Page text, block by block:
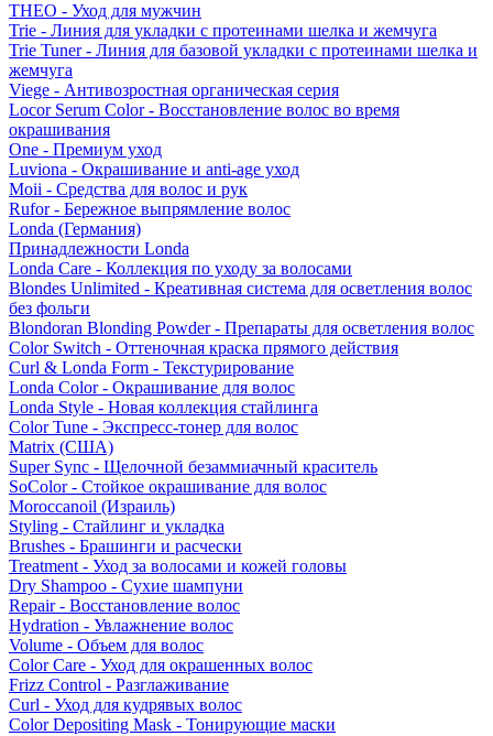
THEO - Уход для мужчин
Trie - Линия для укладки с протеинами шелка и жемчуга
Trie Tuner - Линия для базовой укладки с протеинами шелка и
жемчуга
Viege - Антивозростная органическая серия
Locor Serum Color - Восстановление волос во время
окрашивания
One - Премиум уход
Luviona - Окрашивание и anti-age уход
Moii - Средства для волос и рук
Rufor - Бережное выпрямление волос
Londa (Германия)
Принадлежности Londa
Londa Care - Коллекция по уходу за волосами
Blondes Unlimited - Креативная система для осветления волос
без фольги
Blondoran Blonding Powder - Препараты для осветления волос
Color Switch - Оттеночная краска прямого действия
Curl & Londa Form - Текстурирование
Londa Color - Окрашивание для волос
Londa Style - Новая коллекция стайлинга
Color Tune - Экспресс-тонер для волос
Matrix (США)
Super Sync - Щелочной безаммиачный краситель
SoColor - Стойкое окрашивание для волос
Moroccanoil (Израиль)
Styling - Стайлинг и укладка
Brushes - Брашинги и расчески
Treatment - Уход за волосами и кожей головы
Dry Shampoo - Сухие шампуни
Repair - Восстановление волос
Hydration - Увлажнение волос
Volume - Объем для волос
Color Care - Уход для окрашенных волос
Frizz Control - Разглаживание
Curl - Уход для кудрявых волос
Color Depositing Mask - Тонирующие маски